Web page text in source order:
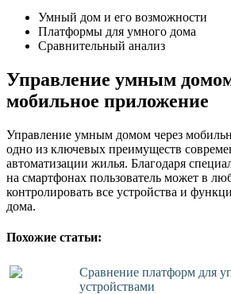
Умный дом и его возможности
Платформы для умного дома
Сравнительный анализ
Управление умным
мобильное приложение
Управление умным домом через
одно из ключевых преимуществ
автоматизации жилья. Благодаря
на смартфонах пользователь может в
контролировать все устройства и
дома.
Похожие статьи:
Сравнение платформ для
устройствами